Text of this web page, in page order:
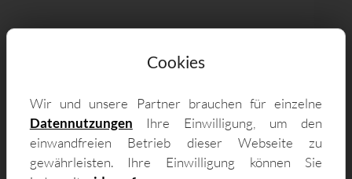
Lieferung & Vor-Ort-Montage für
individuelle Fertiggaragen nach Maß
36041 Südend, 36043 Ostend, 36041 Galerie,
36041 Fulda-West, 36037 Nordend, 36043
Ziehers-Süd, 36039 Frauenberg, 36037
Cookies
Wir und unsere Partner brauchen für einzelne
Datennutzungen Ihre Einwilligung, um den
einwandfreien Betrieb dieser Webseite zu
gewährleisten. Ihre Einwilligung können Sie